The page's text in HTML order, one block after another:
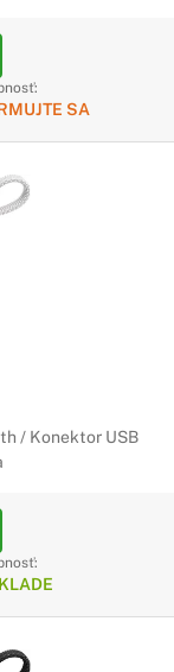
SA
/ Konektor USB